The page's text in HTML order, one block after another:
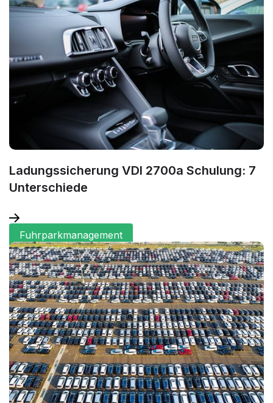
Ladungssicherung VDI 2700a Schulung: 7
Unterschiede
Fuhrparkmanagement